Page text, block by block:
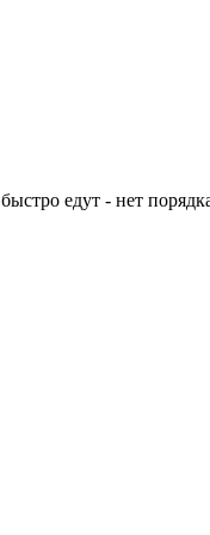
едут - нет